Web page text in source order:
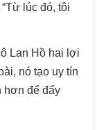
lúc đó, tôi
Lan Hồ hai lợi
nó tạo uy tín
hơn để đẩy